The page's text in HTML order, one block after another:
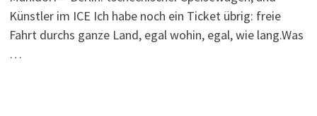
Künstler im ICE Ich habe noch ein Ticket übrig: freie
Fahrt durchs ganze Land, egal wohin, egal, wie lang.Was
…